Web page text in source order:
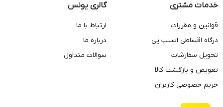
خدمات مشتری
قوانین و مقررات
درگاه اقساطی اسنپ پی
تحویل سفارشات
تعویض و بازگشت کالا
حریم خصوصی کاربران
گالری یونس
ارتباط با ما
درباره ما
سوالات متداول